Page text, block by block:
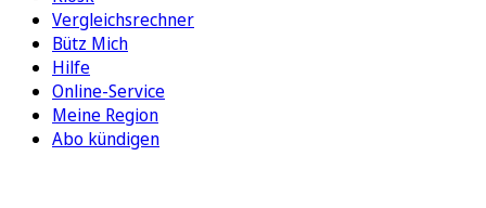
Vergleichsrechner
Bütz Mich
Hilfe
Online-Service
Meine Region
Abo kündigen